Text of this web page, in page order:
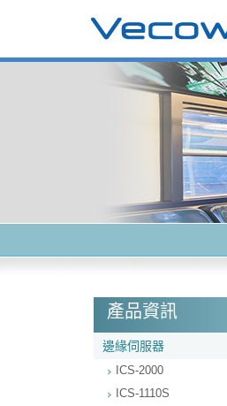
產品資訊
邊緣伺服器
ICS-2000
ICS-1110S